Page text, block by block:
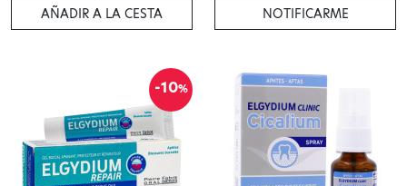
AÑADIR A LA CESTA NOTIFICARME
-10%